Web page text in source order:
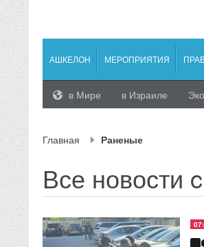
АШКЕЛОН МЕРОПРИЯТИЯ
в Мире в Израиле
Главная Раненые
Все новости